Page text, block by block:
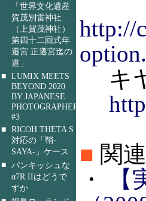
「世界文化遺産
賀茂別雷神社
（上賀茂神社）
第四十二回式年
遷宮 正遷宮迄の
道」
■ LUMIX MEETS
BEYOND 2020
BY JAPANESE
PHOTOGRAPHERS
#3
■ RICOH THETA S
対応の「鞘-
SAYA-」ケース
■ パンキッシュな
α7R IIはどうで
すか
http://
キ
■ 関
・